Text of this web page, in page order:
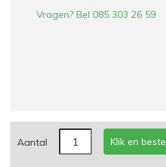
Vragen? Bel 085 303 26 59
Aantal Klik en